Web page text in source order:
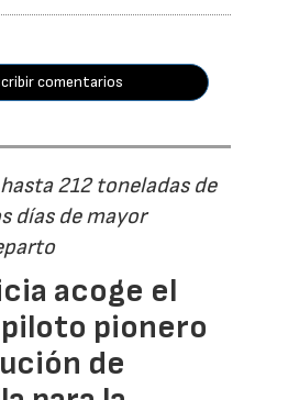
comentarios
212 toneladas de
días de mayor
acoge el
pionero
de